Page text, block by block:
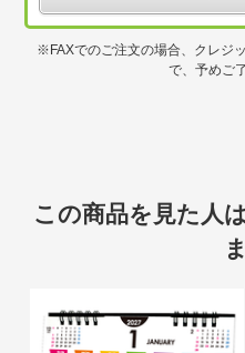
※FAXでのご注文の場合、クレジ
で、予めご
この商品を見た人